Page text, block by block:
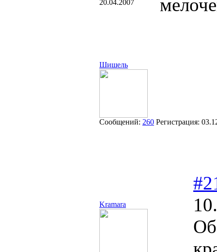
20.04.2007
Шишель
Сообщений: 260 Регистрация:
Kramara